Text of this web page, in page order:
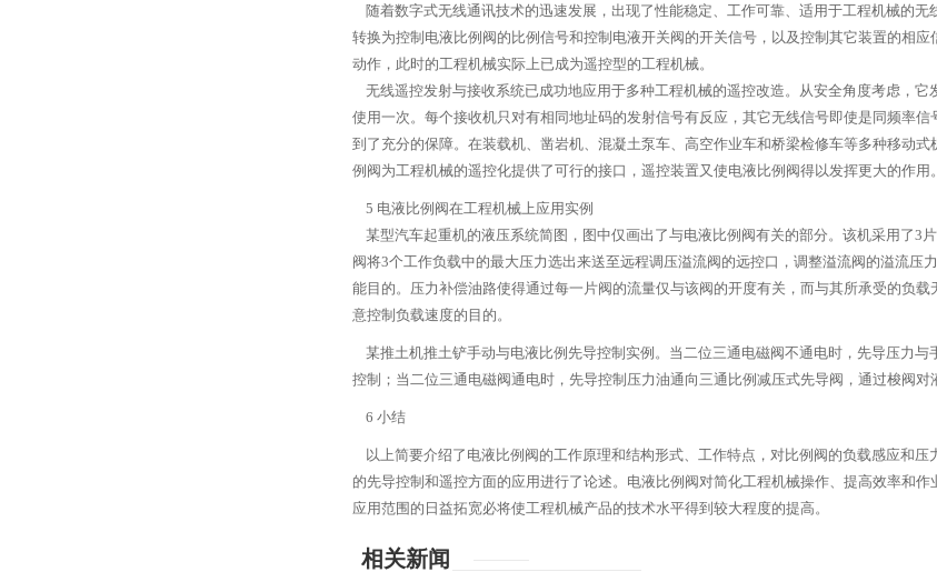
随着数字式无线通讯技术的迅速发展，出现了性能稳定、工作可靠、适用于工程机械的
转换为控制电液比例阀的比例信号和控制电液开关阀的开关信号，以及控制其它装置的相
动作，此时的工程机械实际上已成为遥控型的工程机械。
无线遥控发射与接收系统已成功地应用于多种工程机械的遥控改造。从安全角度考虑，
使用一次。每个接收机只对有相同地址码的发射信号有反应，其它无线信号即使是同频率
到了充分的保障。在装载机、凿岩机、混凝土泵车、高空作业车和桥梁检修车等多种移动
例阀为工程机械的遥控化提供了可行的接口，遥控装置又使电液比例阀得以发挥更大的作用。
5 电液比例阀在工程机械上应用实例
某型汽车起重机的液压系统简图，图中仅画出了与电液比例阀有关的部分。该机采用了3
阀将3个工作负载中的最大压力选出来送至远程调压溢流阀的远控口，调整溢流阀的溢流
能目的。压力补偿油路使得通过每一片阀的流量仅与该阀的开度有关，而与其所承受的负
意控制负载速度的目的。
某推土机推土铲手动与电液比例先导控制实例。当二位三通电磁阀不通电时，先导压力
控制；当二位三通电磁阀通电时，先导控制压力油通向三通比例减压式先导阀，通过梭阀对
6 小结
以上简要介绍了电液比例阀的工作原理和结构形式、工作特点，对比例阀的负载感应和
的先导控制和遥控方面的应用进行了论述。电液比例阀对简化工程机械操作、提高效率和
应用范围的日益拓宽必将使工程机械产品的技术水平得到较大程度的提高。
相关新闻